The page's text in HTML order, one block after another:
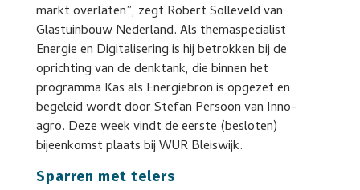
markt overlaten”, zegt Robert Solleveld van
Glastuinbouw Nederland. Als themaspecialist
Energie en Digitalisering is hij betrokken bij de
oprichting van de denktank, die binnen het
programma Kas als Energiebron is opgezet en
begeleid wordt door Stefan Persoon van Inno-
agro. Deze week vindt de eerste (besloten)
bijeenkomst plaats bij WUR Bleiswijk.
Sparren met telers